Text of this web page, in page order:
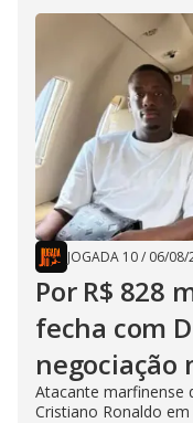
JOGADA 10/ 06/08/
Por R$ 828
fecha com
negociação
Atacante marfinense
Cristiano Ronaldo